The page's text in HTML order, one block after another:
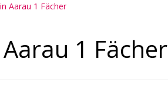
Aarau 1 Fächer
1 Fächer